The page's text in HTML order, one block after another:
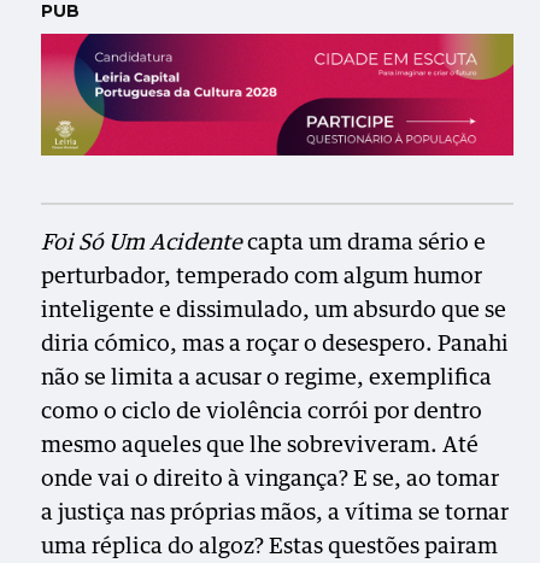
PUB
Foi Só Um Acidentecapta um drama sério e
perturbador, temperado com algum humor
inteligente e dissimulado, um absurdo que se
diria cómico, mas a roçar o desespero. Panahi
não se limita a acusar o regime, exemplifica
como o ciclo de violência corrói por dentro
mesmo aqueles que lhe sobreviveram. Até
onde vai o direito à vingança? E se, ao tomar
a justiça nas próprias mãos, a vítima se tornar
uma réplica do algoz? Estas questões pairam